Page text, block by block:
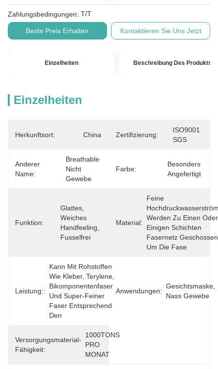
Zahlungsbedingungen: T/T
Beste Preis Erhalten Kontaktieren Sie Uns Jetzt
Einzelheiten Beschreibung Des Produkts
Einzelheiten
Herkunftsort: China Zertifizierung:
ISO9001
SGS
Anderer
Name:
Breathable
Nicht
Gewebe
Farbe:
Besonders
Angefertigt
Funktion:
Glattes,
Weiches
Handfeeling,
Fusselfrei
Material:
Feine
Werden Zu Einen Oder
Einigen Schichten
Fasernetz
Um Die Fase
Leistung::
Kann Mit Rohstoffen
Wie Kleber, Terylene,
Bikomponentenfaser
Und Super-Feiner
Faser Entsprechend
Den
Anwendungen:
Gesichtsmaske,
Nass Gewebe
Versorgungsmaterial-
Fähigkeit:
1000TONS
PRO
MONAT